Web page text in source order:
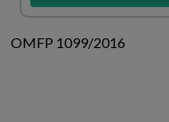
OMFP 1099/2016